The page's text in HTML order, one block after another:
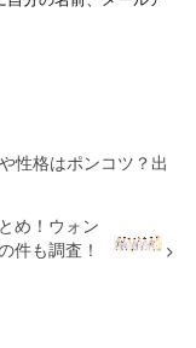
性格はポンコツ？出
め！ウォン
件も調査！